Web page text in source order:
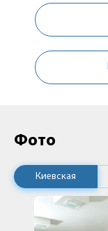
Фото
Киевская